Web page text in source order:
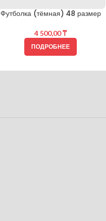
Футболка (тёмная) 48 размер
4 500,00₸
ПОДРОБНЕЕ